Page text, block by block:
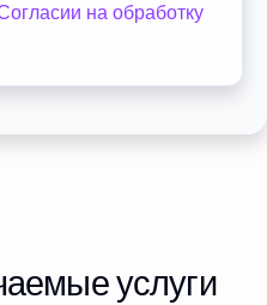
на обработку
услуги